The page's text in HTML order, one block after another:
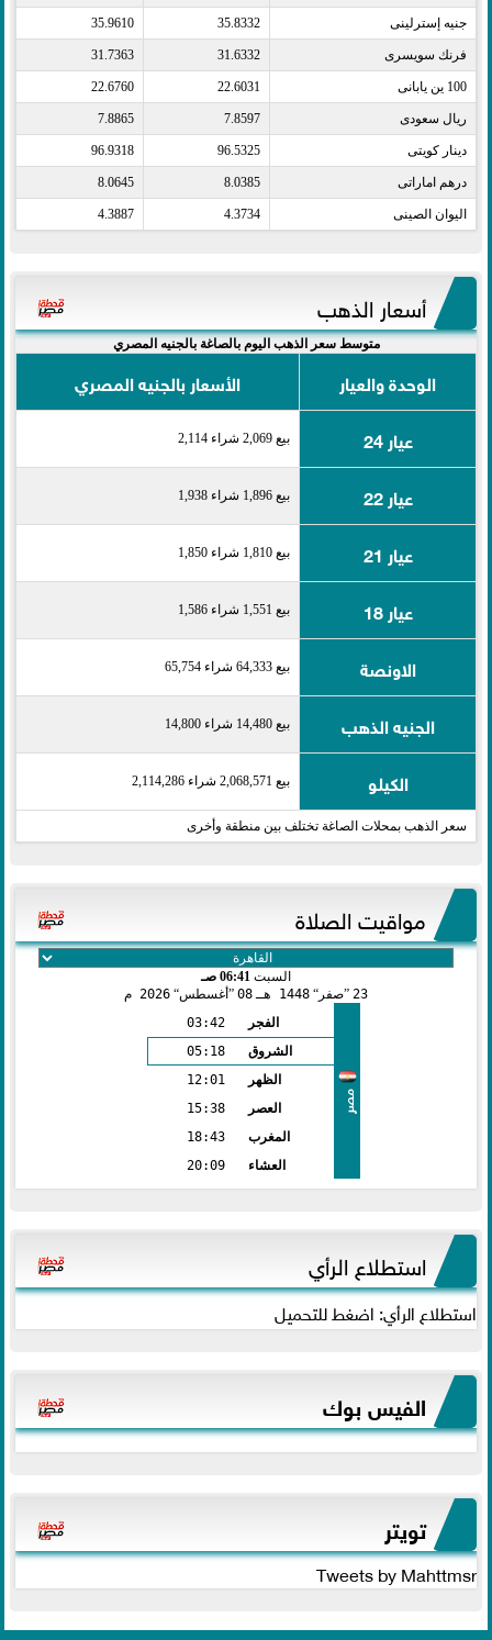
جنيه إسترلينى​ 35.8332
35.9610
فرنك سويسرى​ 31.6332
31.7363
100 ين يابانى​ 22.6031
22.6760
ريال سعودى​ 7.8597
7.8865
دينار كويتى​ 96.5325
96.9318
درهم اماراتى​ 8.0385
8.0645
اليوان الصينى​ 4.3734
4.3887
أسعار الذهب
متوسط سعر الذهب اليوم بالصاغة بالجنيه المصري
الوحدة والعيار
الأسعار بالجنيه المصري
عيار 24
بيع 2,069 شراء 2,114
عيار 22 بيع 1,896 شراء 1,938
عيار 21 بيع 1,810 شراء 1,850
عيار 18 بيع 1,551 شراء 1,586
الاونصة بيع 64,333 شراء 65,754
الجنيه الذهب بيع 14,480 شراء 14,800
الكيلو بيع 2,068,571 شراء 2,114,286
سعر الذهب بمحلات الصاغة تختلف بين منطقة وأخرى
مواقيت الصلاة
السبت 06:41 صـ
23
صفر 1448 هـ 08 أغسطس 2026 م
مصر
الفجر
03:42
الشروق
05:18
الظهر
12:01
العصر
15:38
المغرب
18:43
العشاء
20:09
استطلاع الرأي
استطلاع الرأي: اضغط للتحميل
الفيس بوك
تويتر
Tweets by Mahttmsr